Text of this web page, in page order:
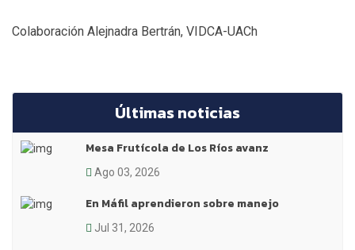
Colaboración Alejnadra Bertrán, VIDCA-UACh
Últimas noticias
Mesa Frutícola de Los Ríos avanz
Ago 03, 2026
En Máfil aprendieron sobre manejo
Jul 31, 2026